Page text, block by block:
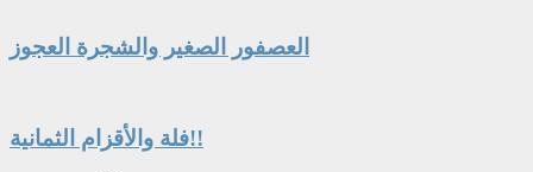
العصفور الصغير والشجرة العجوز
فلة والأقزام الثمانية!!